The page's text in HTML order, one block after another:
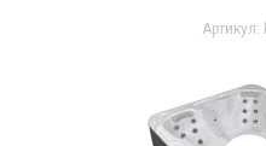
Артикул: